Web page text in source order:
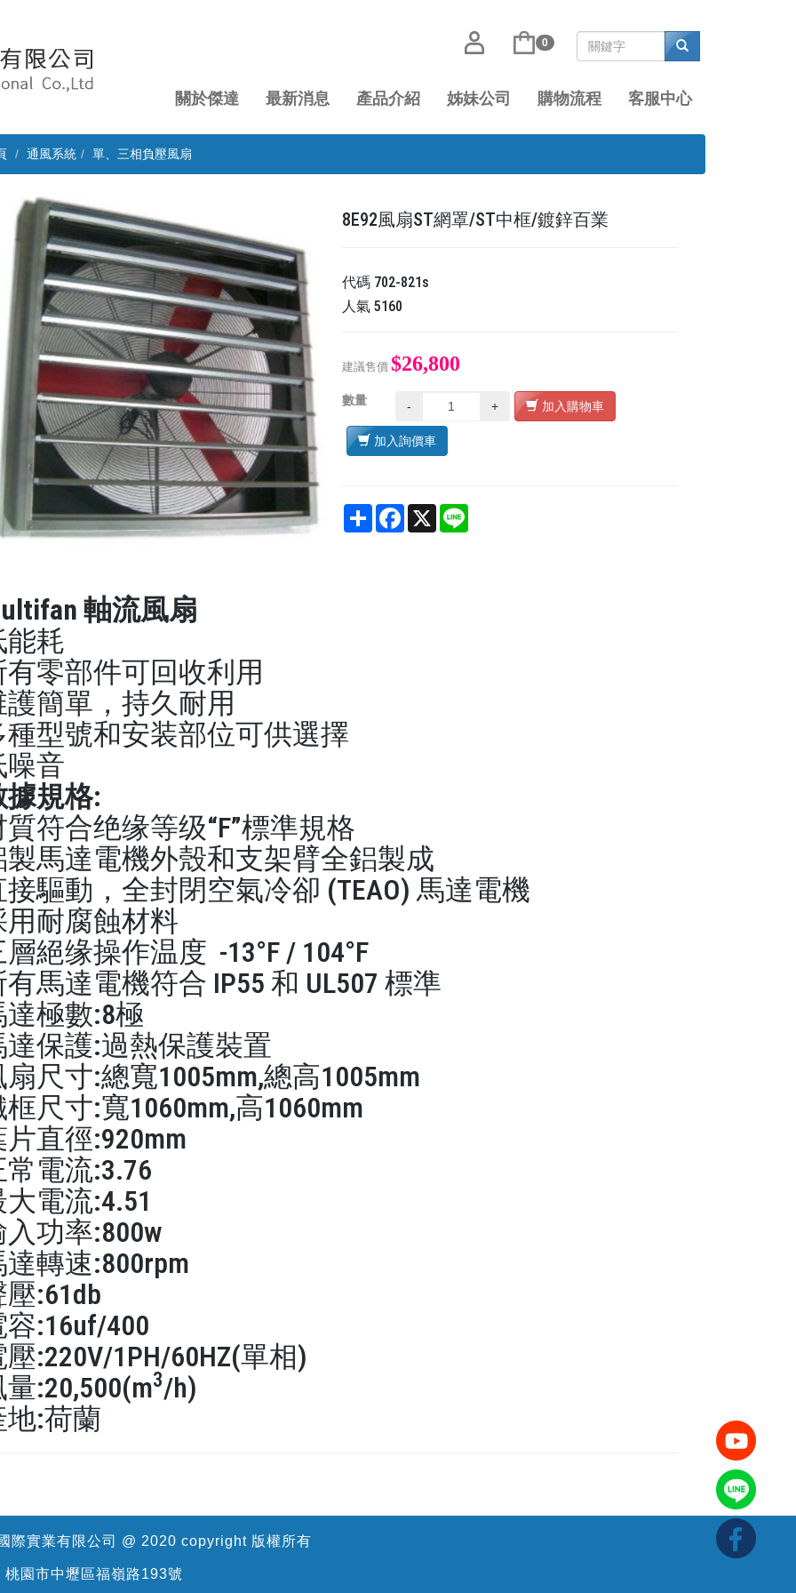
0
關於傑達 最新消息 產品介紹 姊妹公司 購物流程 客服中心
通風系統 單、三相負壓風扇
8E92風扇ST網罩/ST中框/鍍鋅百業
代碼 702-821s
人氣5160
建議售價 $26,800
數量 - + 加入購物車
加入詢價車
Share Facebook
X
軸流風扇
能耗
有零部件可回收利用
護簡單，持久耐用
種型號和安装部位可供選擇
噪音
據規格:
符合绝缘等级“F”標準規格
製馬達電機外殼和支架臂全鋁製成
接驅動，全封閉空氣冷卻 (TEAO) 馬達電機
用耐腐蝕材料
絕缘操作温度 -13°F / 104°F
馬達電機符合 IP55 和 UL507 標準
達極數:8極
達保護:過熱保護裝置
尺寸:總寬1005mm,總高1005mm
尺寸:寬1060mm,高1060mm
直徑:920mm
常電流:3.76
電流:4.51
功率:800w
轉速:800rpm
:61db
容:16uf/400
:220V/1PH/60HZ(單相)
:20,500(m3/h)
地:荷蘭
際實業有限公司 @ 2020 copyright 版權所有
桃園市中壢區福嶺路193號